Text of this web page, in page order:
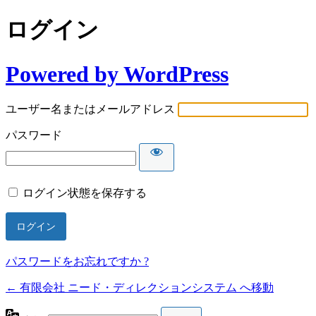
ログイン
Powered by WordPress
ユーザー名またはメールアドレス
パスワード
ログイン状態を保存する
パスワードをお忘れですか ?
← 有限会社 ニード・ディレクションシステム へ移動